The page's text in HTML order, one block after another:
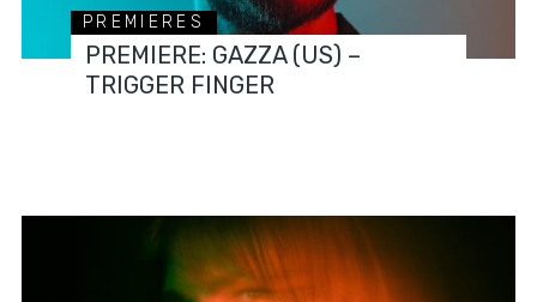
PREMIERES
PREMIERE: GAZZA (US) –
TRIGGER FINGER